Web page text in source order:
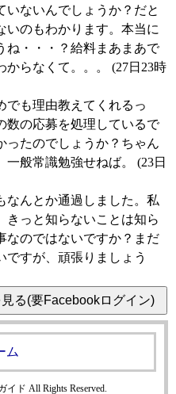
いないんでしょうか？だと
いのもわかります。本当に
ね・・・？給料まあまあで
らなくて。。。 (27日23時
でも理由教えてくれるっ
数の応募を処理しているで
ったのでしょうか？ちゃん
般常識勉強せねば。 (23日
なんとか通過しました。私
きっと知らないことは知ら
なのではないですか？まだ
ですが、頑張りましょう
ム
ド All Rights Reserved.